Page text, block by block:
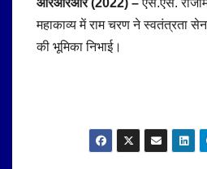
महाकाव्य में राम चरण ने स्वतंत्रता
की भूमिका निभाई।